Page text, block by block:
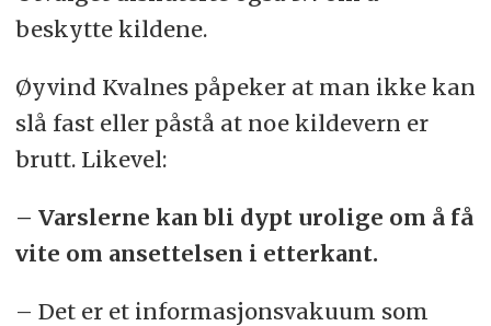
beskytte kildene.
Øyvind Kvalnes påpeker at man ikke kan
slå fast eller påstå at noe kildevern er
brutt. Likevel:
– Varslerne kan bli dypt urolige om å få
vite om ansettelsen i etterkant.
– Det er et informasjonsvakuum som